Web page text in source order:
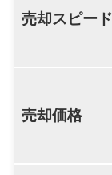
売却スピード
売却価格